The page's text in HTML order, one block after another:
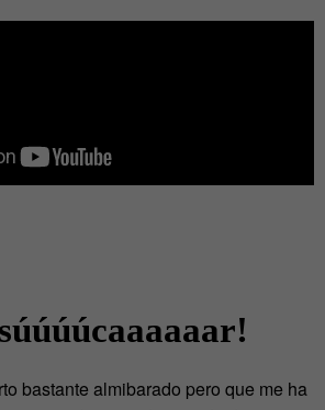
bastante almibarado pero que me ha